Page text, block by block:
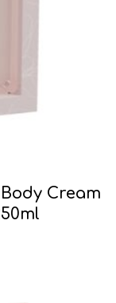
Cream